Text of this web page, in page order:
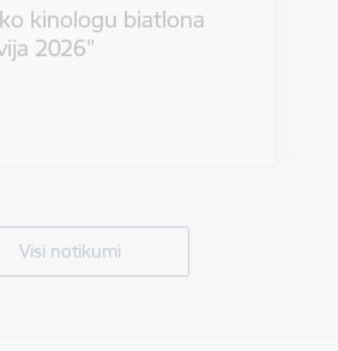
kinologu biatlona
2026"
Visi notikumi